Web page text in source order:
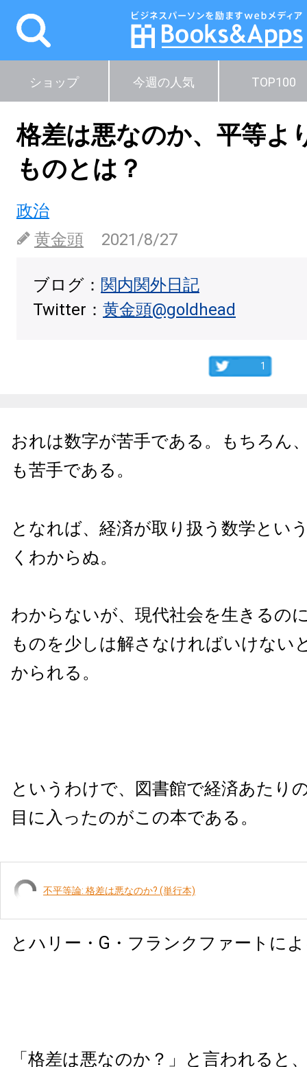
ショップ 今週の人気 TOP100
格差は悪なのか、平等よ
ものとは？
政治
黄金頭
2021/8/27
ブログ： 関内関外日記
Twitter： 黄金頭@goldhead
1
おれは数字が苦手である。もちろん
も苦手である。
となれば、経済が取り扱う数学とい
くわからぬ。
わからないが、現代社会を生きるの
ものを少しは解さなければいけない
かられる。
というわけで、図書館で経済あたり
目に入ったのがこの本である。
不平等論: 格差は悪なのか? (単行本)
とハリー・G・フランクファートに
「格差は悪なのか？」と言われると